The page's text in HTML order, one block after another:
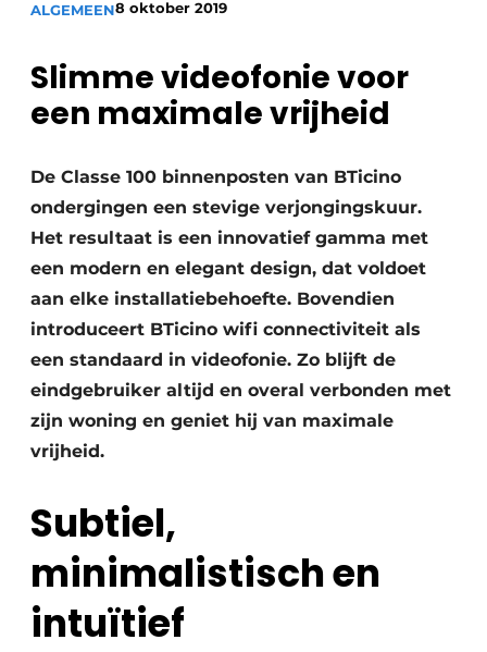
Bedrijven
Bedrijven
Contact
Beton & Staalbouw
BIM
Evenementen
Dak & Gevel
HVAC
Interieurarchitectuur
Renovatie
Software
Toegangscontrole
ALGEMEEN8 oktober 2019
Slimme videofonie voor
een maximale vrijheid
De Classe 100 binnenposten van BTicino
ondergingen een stevige verjongingskuur.
Het resultaat is een innovatief gamma met
een modern en elegant design, dat voldoet
aan elke installatiebehoefte. Bovendien
introduceert BTicino wifi connectiviteit als
een standaard in videofonie. Zo blijft de
eindgebruiker altijd en overal verbonden met
zijn woning en geniet hij van maximale
vrijheid.
Subtiel,
minimalistisch en
intuïtief